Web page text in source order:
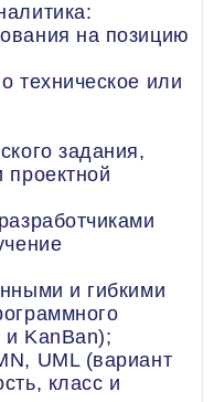
на позицию
техническое или
задания,
проектной
и гибкими
и KanBan);
UML (вариант
класс и